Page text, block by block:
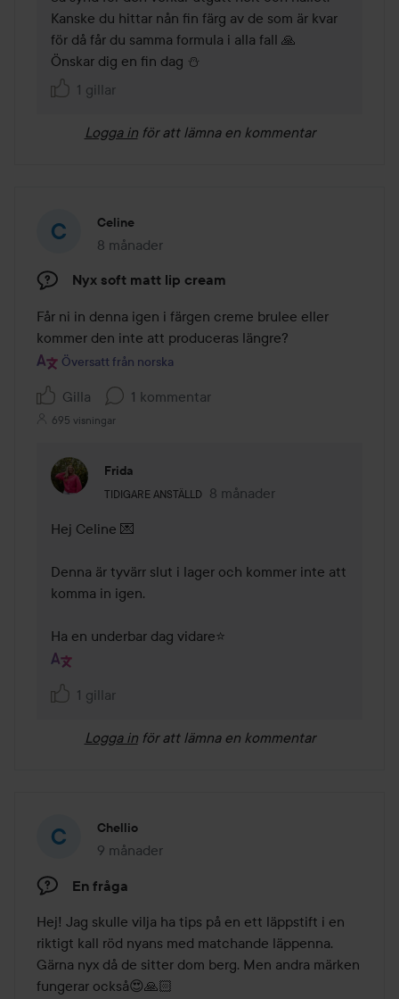
Kanske du hittar nån fin färg av de som är kvar
för då får du samma formula i alla fall 🙏
Önskar dig en fin dag ⛄
1 gillar
Logga in för att lämna en kommentar
Celine
8 månader
Inlägget skapades 8 månader
Nyx soft matt lip cream
Får ni in denna igen i färgen creme brulee eller
kommer den inte att produceras längre?
Översatt från norska
Gilla 1 kommentar
695 visningar
Frida
TIDIGARE ANSTÄLLD
Användarens roll: Tidigare anställd.
8 månader
Kommentaren lades 8
Hej Celine 💌
Denna är tyvärr slut i lager och kommer inte att
komma in igen.
Ha en underbar dag vidare⭐
1 gillar
Logga in för att lämna en kommentar
Chellio
9 månader
Inlägget skapades 9 månader
En fråga
Hej! Jag skulle vilja ha tips på en ett läppstift i en
riktigt kall röd nyans med matchande läppenna.
Gärna nyx då de sitter dom berg. Men andra märken
fungerar också😍🙏🏻